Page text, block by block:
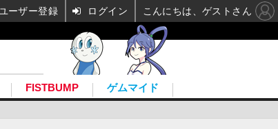
FISTBUMP ゲムマイド
ーザー登録 ログイン こんにちは、ゲストさん